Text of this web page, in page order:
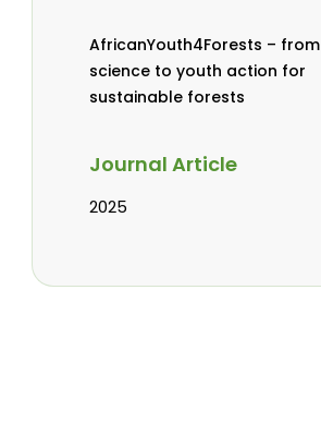
AfricanYouth4Forests – from
science to youth action for
sustainable forests
Journal Article
2025